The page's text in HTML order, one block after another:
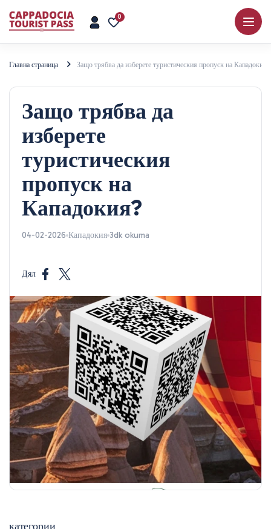
0
Главна страница Защо трябва да изберете туристическия пропуск на Кападокия?
Защо трябва да
изберете
туристическия
пропуск на
Кападокия?
04-02-2026 Кападокия 3dk okuma
Дял
категории